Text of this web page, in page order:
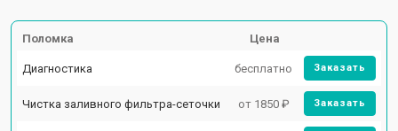
Поломка Цена
Диагностика бесплатно Заказать
Чистка заливного фильтра-сеточки от 1850 ₽ Заказать